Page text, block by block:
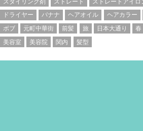
ドライヤー
バナナ ヘアオイル ヘアカラー
ボブ
元町中華街 前髪 旅 日本大通り 春
美容室
美容院 関内 髪型